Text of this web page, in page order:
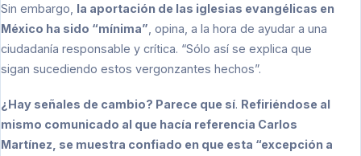
Sin embargo, la aportación de las iglesias evangélicas en
México ha sido “mínima” , opina, a la hora de ayudar a una
ciudadanía responsable y crítica. “Sólo así se explica que
sigan sucediendo estos vergonzantes hechos”.
¿Hay señales de cambio? Parece que sí. Refiriéndose al
mismo comunicado al que hacía referencia Carlos
Martínez, se muestra confiado en que esta “excepción a